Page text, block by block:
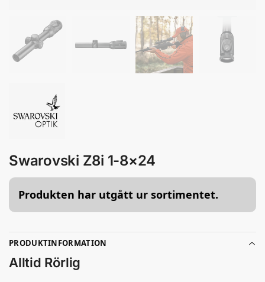
Swarovski Z8i 1-8×24
Produkten har utgått ur sortimentet.
PRODUKTINFORMATION
Alltid Rörlig